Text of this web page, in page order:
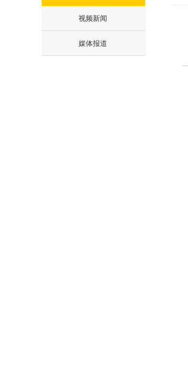
视频新闻
媒体报道